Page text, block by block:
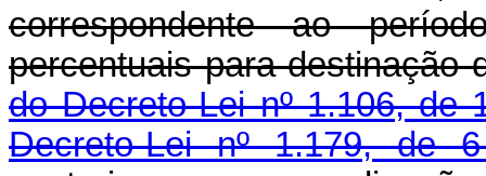
correspondente ao
percentuais para
do Decreto-Lei nº 1.106, de
Decreto-Lei nº 1.179, de